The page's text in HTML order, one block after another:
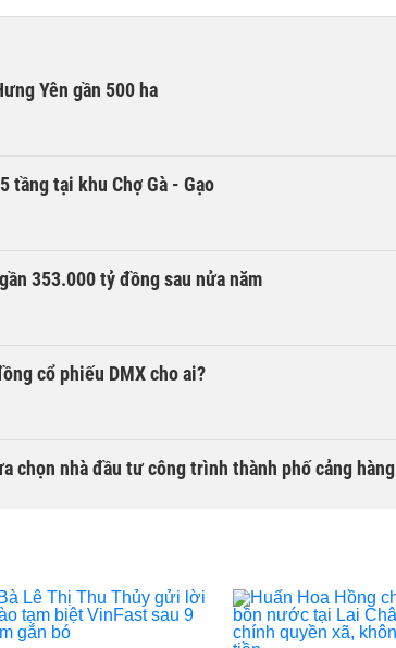
Yên gần 500 ha
tầng tại khu Chợ Gà - Gạo
353.000 tỷ đồng sau nửa năm
cổ phiếu DMX cho ai?
chọn nhà đầu tư công trình thành phố cảng hàng
ai đã mua vào?